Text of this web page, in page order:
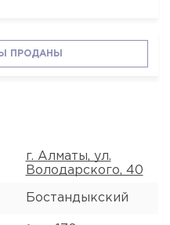
ПРОДАНЫ
г. Алматы, ул.
Володарского, 40
Бостандыкский